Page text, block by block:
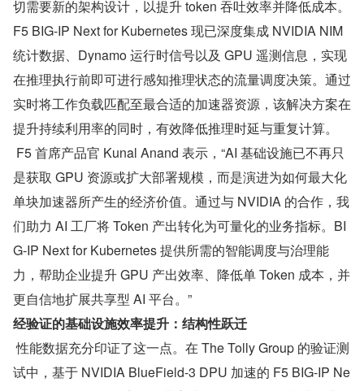
切需要新的架构设计，以提升 token 吞吐效率并降低成本。
F5 BIG-IP Next for Kubernetes 现已深度集成 NVIDIA NIM
统计数据、Dynamo 运行时信号以及 GPU 遥测信息，实现
在推理执行前即可进行感知推理状态的流量调度决策。通过
实时将工作负载匹配至最合适的加速器资源，该解决方案在
提升持续利用率的同时，有效降低推理时延与重复计算。
F5 首席产品官 Kunal Anand 表示，“AI 基础设施已不再只
是获取 GPU 资源或扩大部署规模，而是演进为如何最大化
单块加速器所产生的经济价值。通过与 NVIDIA 的合作，我
们助力 AI 工厂将 Token 产出转化为可量化的业务指标。BI
G-IP Next for Kubernetes 提供所需的智能调度与治理能
力，帮助企业提升 GPU 产出效率、降低单 Token 成本，并
更自信地扩展共享型 AI 平台。”
经验证的基础设施效率提升：结构性跃迁
性能数据充分印证了这一点。在 The Tolly Group 的验证测
试中，基于 NVIDIA BlueField-3 DPU 加速的 F5 BIG-IP Ne